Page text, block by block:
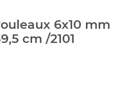
6x10 mm
cm /2101